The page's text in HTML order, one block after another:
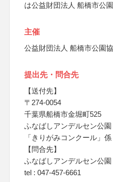
は公益財団法人 船橋市公
主催
公益財団法人 船橋市公園
提出先・問合先
【送付先】
〒274-0054
千葉県船橋市金堀町525
ふなばしアンデルセン公
「きりがみコンクール」係
【問合先】
ふなばしアンデルセン公
tel : 047-457-6661